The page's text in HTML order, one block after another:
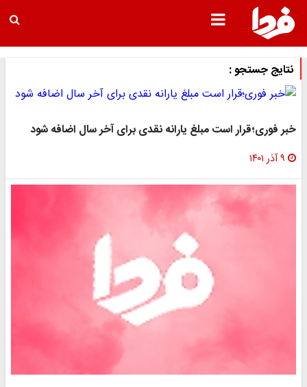
نتایج جستجو :
خبر فوری؛قرار است مبلغ یارانه نقدی برای آخر سال اضافه شود
۹ آذر ۱۴۰۱